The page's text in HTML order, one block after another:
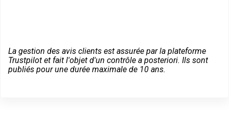
La gestion des avis clients est assurée par la plateforme
Trustpilot et fait l'objet d'un contrôle a posteriori. Ils sont
publiés pour une durée maximale de 10 ans.